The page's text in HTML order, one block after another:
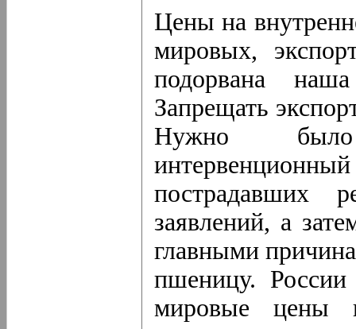
Цены на
мировых,
подорвана наша
Запрещать
Нужно было
пострадавших
заявлений, а
главными
пшеницу.
мировые цены